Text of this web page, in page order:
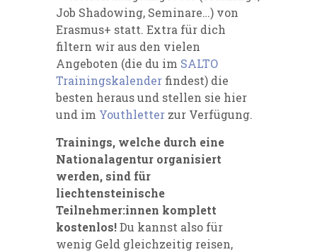
Job Shadowing, Seminare…) von
Erasmus+ statt. Extra für dich
filtern wir aus den vielen
Angeboten (die du im SALTO
Trainingskalender findest) die
besten heraus und stellen sie hier
und im Youthletter zur Verfügung.
Trainings, welche durch eine
Nationalagentur organisiert
werden, sind für
liechtensteinische
Teilnehmer:innen komplett
kostenlos!Du kannst also für
wenig Geld gleichzeitig reisen,